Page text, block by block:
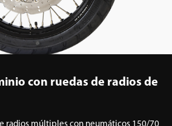
con ruedas de radios de